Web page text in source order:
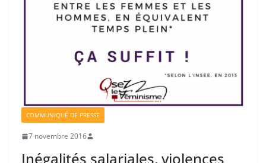
COMMUNIQUÉ DE PRESSE
7 novembre 2016
Inégalités salariales, violences